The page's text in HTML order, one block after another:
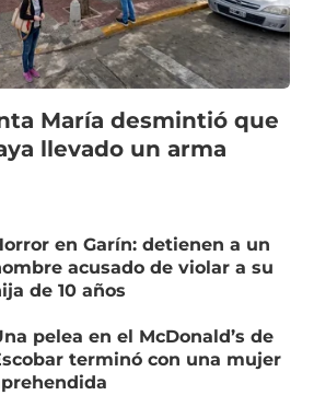
María desmintió que
llevado un arma
en Garín: detienen a un
acusado de violar a su
de 10 años
pelea en el McDonald’s de
terminó con una mujer